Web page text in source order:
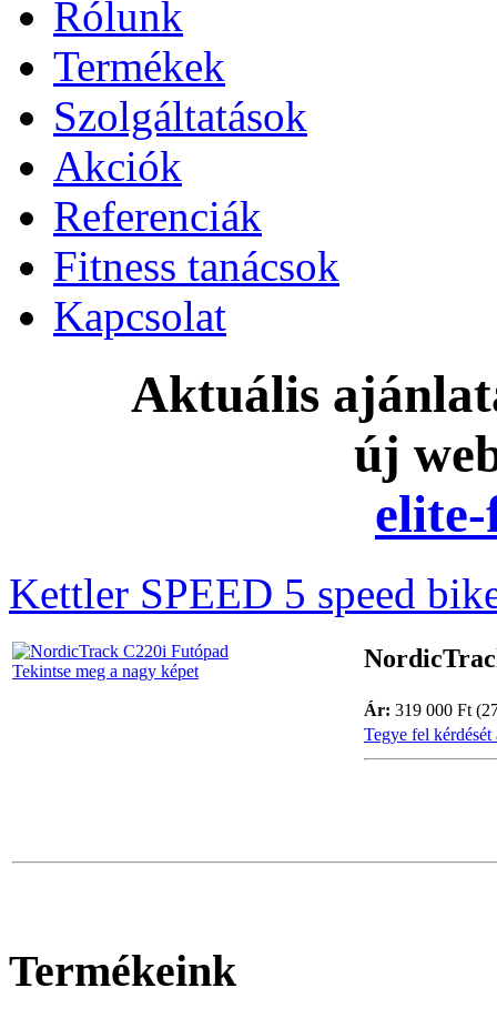
Rólunk
Termékek
Szolgáltatások
Akciók
Referenciák
Fitness tanácsok
Kapcsolat
Aktuális
új
Kettler SPEED 5 speed
Tekintse meg a nagy képet
Ár: 319 000 Ft
Tegye fel kérdését
Termékeink